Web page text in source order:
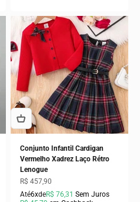
Conjunto Infantil Cardigan
Vermelho Xadrez Laço Rétro
Lenogue
Preço promocional
R$ 457,90
Até6xdeR$ 76,31 Sem Juros